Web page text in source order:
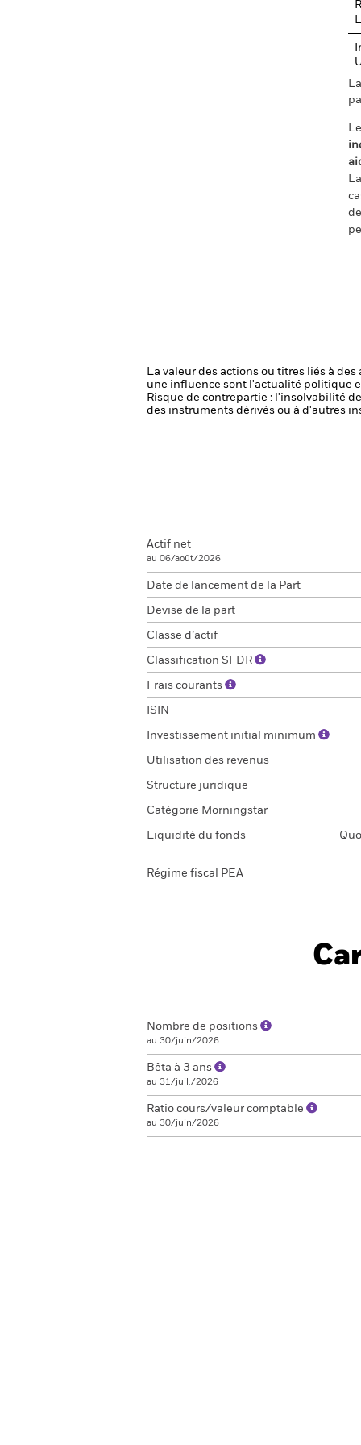
La valeur des actions ou titres liés à
une influence sont l'actualité politique
Risque de contrepartie : l'insolvabilité
des instruments dérivés ou à d'autres
Actif net
au 06/août/2026
Date de lancement de la Part
Devise de la part
Classe d’actif
Classification SFDR
Frais courants
ISIN
Investissement initial minimum
Utilisation des revenus
Structure juridique
Catégorie Morningstar
Liquidité du fonds
Régime fiscal PEA
Nombre de positions
au 30/juin/2026
Bêta à 3 ans
au 31/juil./2026
Ratio cours/valeur comptable
au 30/juin/2026